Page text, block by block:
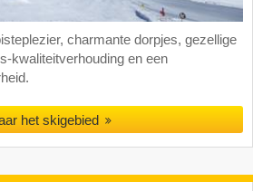
charmante dorpjes, gezellige
kwaliteitverhouding en een
het skigebied